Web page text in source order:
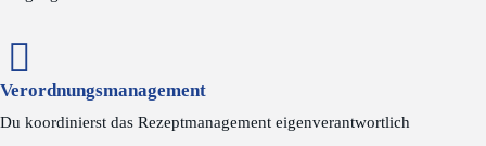
Verordnungsmanagement
Du koordinierst das Rezeptmanagement eigenverantwortlich